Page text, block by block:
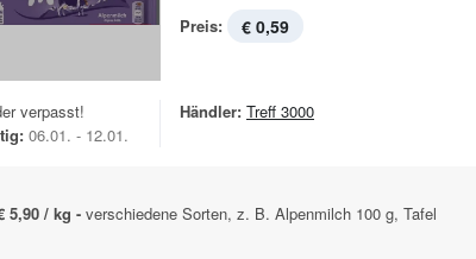
Preis: € 0,59
verpasst!
06.01. - 12.01.
Händler: Treff 3000
5,90 / kg - verschiedene Sorten, z. B. Alpenmilch 100 g, Tafel